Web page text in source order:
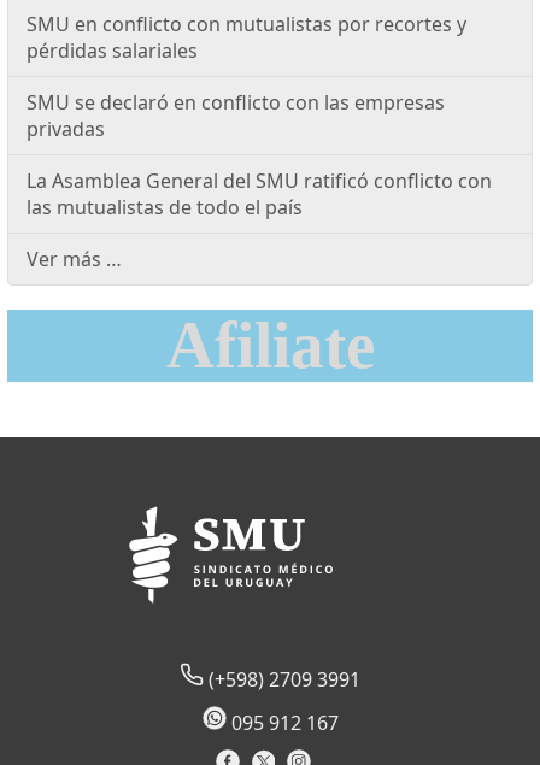
SMU en conflicto con mutualistas por recortes y
pérdidas salariales
SMU se declaró en conflicto con las empresas
privadas
La Asamblea General del SMU ratificó conflicto con
las mutualistas de todo el país
Ver más …
Afiliate
(+598) 2709 3991
095 912 167